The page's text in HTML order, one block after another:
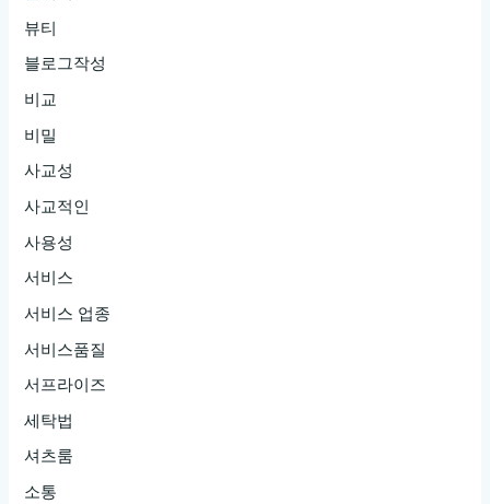
뷰티
블로그작성
비교
비밀
사교성
사교적인
사용성
서비스
서비스 업종
서비스품질
서프라이즈
세탁법
셔츠룸
소통